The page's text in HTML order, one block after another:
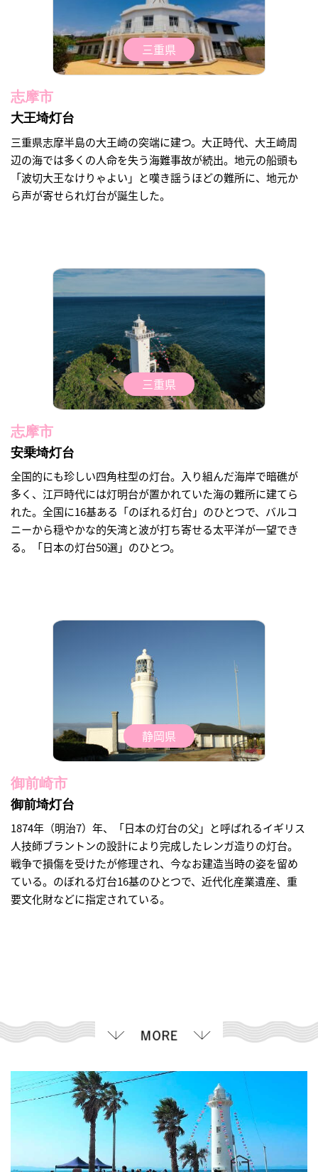
三重県
志摩市
大王埼灯台
三重県志摩半島の大王崎の突端に建つ。大正時代、大王崎周
辺の海では多くの人命を失う海難事故が続出。地元の船頭も
「波切大王なけりゃよい」と嘆き謡うほどの難所に、地元か
ら声が寄せられ灯台が誕生した。
三重県
志摩市
安乗埼灯台
全国的にも珍しい四角柱型の灯台。入り組んだ海岸で暗礁が
多く、江戸時代には灯明台が置かれていた海の難所に建てら
れた。全国に16基ある「のぼれる灯台」のひとつで、バルコ
ニーから穏やかな的矢湾と波が打ち寄せる太平洋が一望でき
る。「日本の灯台50選」のひとつ。
静岡県
御前崎市
御前埼灯台
1874年（明治7）年、「日本の灯台の父」と呼ばれるイギリス
人技師ブラントンの設計により完成したレンガ造りの灯台。
戦争で損傷を受けたが修理され、今なお建造当時の姿を留め
ている。のぼれる灯台16基のひとつで、近代化産業遺産、重
要文化財などに指定されている。